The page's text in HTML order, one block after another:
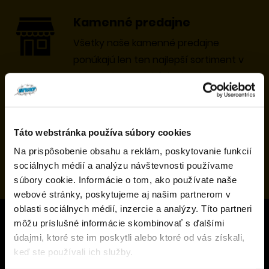
Táto webstránka používa súbory cookies
Na prispôsobenie obsahu a reklám, poskytovanie funkcií
sociálnych médií a analýzu návštevnosti používame
súbory cookie. Informácie o tom, ako používate naše
webové stránky, poskytujeme aj našim partnerom v
oblasti sociálnych médií, inzercie a analýzy. Títo partneri
môžu príslušné informácie skombinovať s ďalšími
údajmi, ktoré ste im poskytli alebo ktoré od vás získali,
keď ste používali ich služby.
Kamenné predajne
Všetky naše kamenné predajne
ponúkajú len ten najlepší sortiment v
oblasti elektronických cigariet a
Profesionálne vyškolení personál je
vám k dispozícii každý deň na všetkých
našich prevádzkach.
JRJ Company, s.r.o.
Overenie veku
Musíte mať aspoň18rokov pre vstup.
ÁNO
NIE